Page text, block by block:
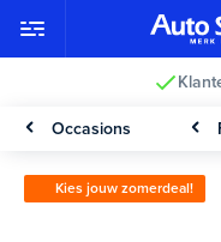
Occasions
Kies jouw zomerdeal!